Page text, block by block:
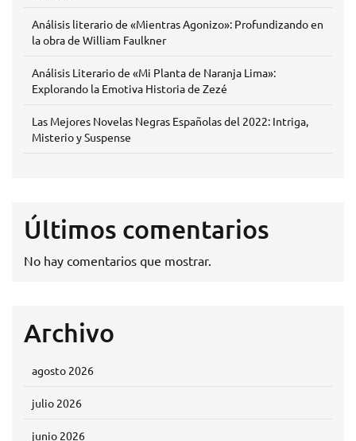
Análisis literario de «Mientras Agonizo»: Profundizando en
la obra de William Faulkner
Análisis Literario de «Mi Planta de Naranja Lima»:
Explorando la Emotiva Historia de Zezé
Las Mejores Novelas Negras Españolas del 2022: Intriga,
Misterio y Suspense
Últimos comentarios
No hay comentarios que mostrar.
Archivo
agosto 2026
julio 2026
junio 2026